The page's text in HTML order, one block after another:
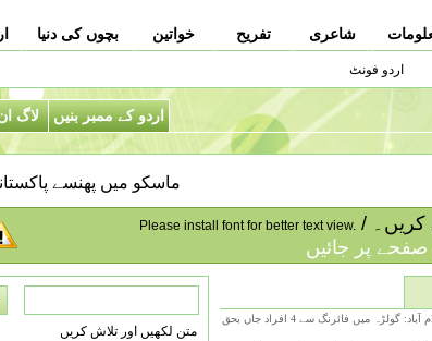
شاعری تفریح خواتین بچوں کی دنیا
اردو فونٹ
اردو کے ممبر بنیں لاگ
ماسکو میں پھنسے
Please install font for better text view.
کریں۔
پر جائیں
آباد: گولڑہ ميں فائرنگ سے 4 افراد جاں بحق
متن لکھیں اور تلاش کریں